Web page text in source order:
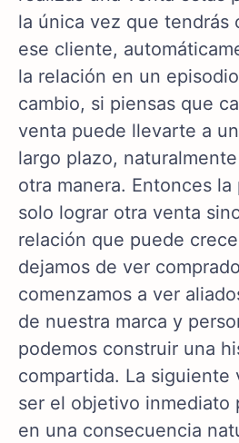
la única vez que tendrás
ese cliente,
la relación en un
cambio, si piensas que
venta puede llevarte a
largo plazo,
otra manera. Entonces
solo lograr otra venta
relación que puede
dejamos de ver
comenzamos a ver
de nuestra marca y
podemos construir una
compartida. La siguiente
ser el objetivo inmediato
en una consecuencia